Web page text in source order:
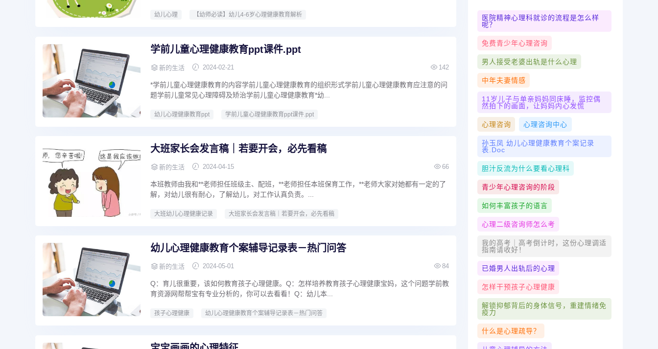
幼儿心理 【幼师必读】幼儿4-6岁心理健康教育解析
学前儿童心理健康教育ppt课件.ppt
新的生活 2024-02-21 142
*学前儿童心理健康教育的内容学前儿童心理健康教育的组织形式学前儿童心理健康教育应注意的问
题学前儿童常见心理障碍及矫治学前儿童心理健康教育*幼...
幼儿心理健康教育ppt 学前儿童心理健康教育ppt课件.ppt
大班家长会发言稿｜若要开会，必先看稿
新的生活 2024-04-15 66
本班教师由我和**老师担任班级主、配班，**老师担任本班保育工作，**老师大家对她都有一定的了
解，对幼儿很有耐心，了解幼儿，对工作认真负责。...
大班幼儿心理健康记录 大班家长会发言稿｜若要开会，必先看稿
幼儿心理健康教育个案辅导记录表－热门问答
新的生活 2024-05-01 84
Q：育儿很重要，该如何教育孩子心理健康。Q：怎样培养教育孩子心理健康宝妈，这个问题学前教
育资源网帮帮宝有专业分析的，你可以去看看！Q：幼儿本...
孩子心理健康 幼儿心理健康教育个案辅导记录表－热门问答
医院精神心理科就诊的流程是怎么样
呢？
免费青少年心理咨询
男人接受老婆出轨是什么心理
中年夫妻情感
11岁儿子与单亲妈妈同床睡，监控偶
然拍下的画面，让妈妈内心发慌
心理咨询 心理咨询中心
孙玉凤 幼儿心理健康教育个案记录
表.doc
胆汁反流为什么要看心理科
青少年心理咨询的阶段
如何丰富孩子的语言
心理二级咨询师怎么考
我的高考｜高考倒计时，这份心理调适
指南请收好！
已婚男人出轨后的心理
怎样干预孩子心理健康
解锁抑郁背后的身体信号，重建情绪免
疫力
什么是心理疏导？